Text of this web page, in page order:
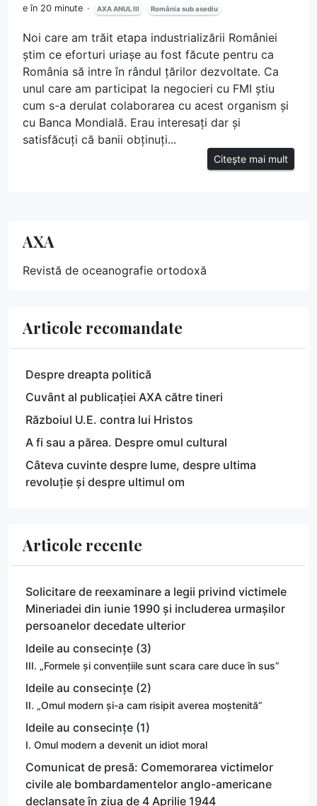
e în 20 minute
AXA ANUL III România sub asediu
Noi care am trăit etapa industrializării României
știm ce eforturi uriașe au fost făcute pentru ca
România să intre în rândul țărilor dezvoltate. Ca
unul care am participat la negocieri cu FMI știu
cum s-a derulat colaborarea cu acest organism și
cu Banca Mondială. Erau interesați dar și
satisfăcuți că banii obținuți...
Citește mai mult
AXA
Revistă de oceanografie ortodoxă
Articole recomandate
Despre dreapta politică
Cuvânt al publicației AXA către tineri
Războiul U.E. contra lui Hristos
A fi sau a părea. Despre omul cultural
Câteva cuvinte despre lume, despre ultima
revoluție și despre ultimul om
Articole recente
Solicitare de reexaminare a legii privind victimele
Mineriadei din iunie 1990 și includerea urmașilor
persoanelor decedate ulterior
Ideile au consecințe (3)
III. „Formele și convențiile sunt scara care duce în sus”
Ideile au consecințe (2)
II. „Omul modern și-a cam risipit averea moștenită”
Ideile au consecințe (1)
I. Omul modern a devenit un idiot moral
Comunicat de presă: Comemorarea victimelor
civile ale bombardamentelor anglo-americane
declanșate în ziua de 4 Aprilie 1944